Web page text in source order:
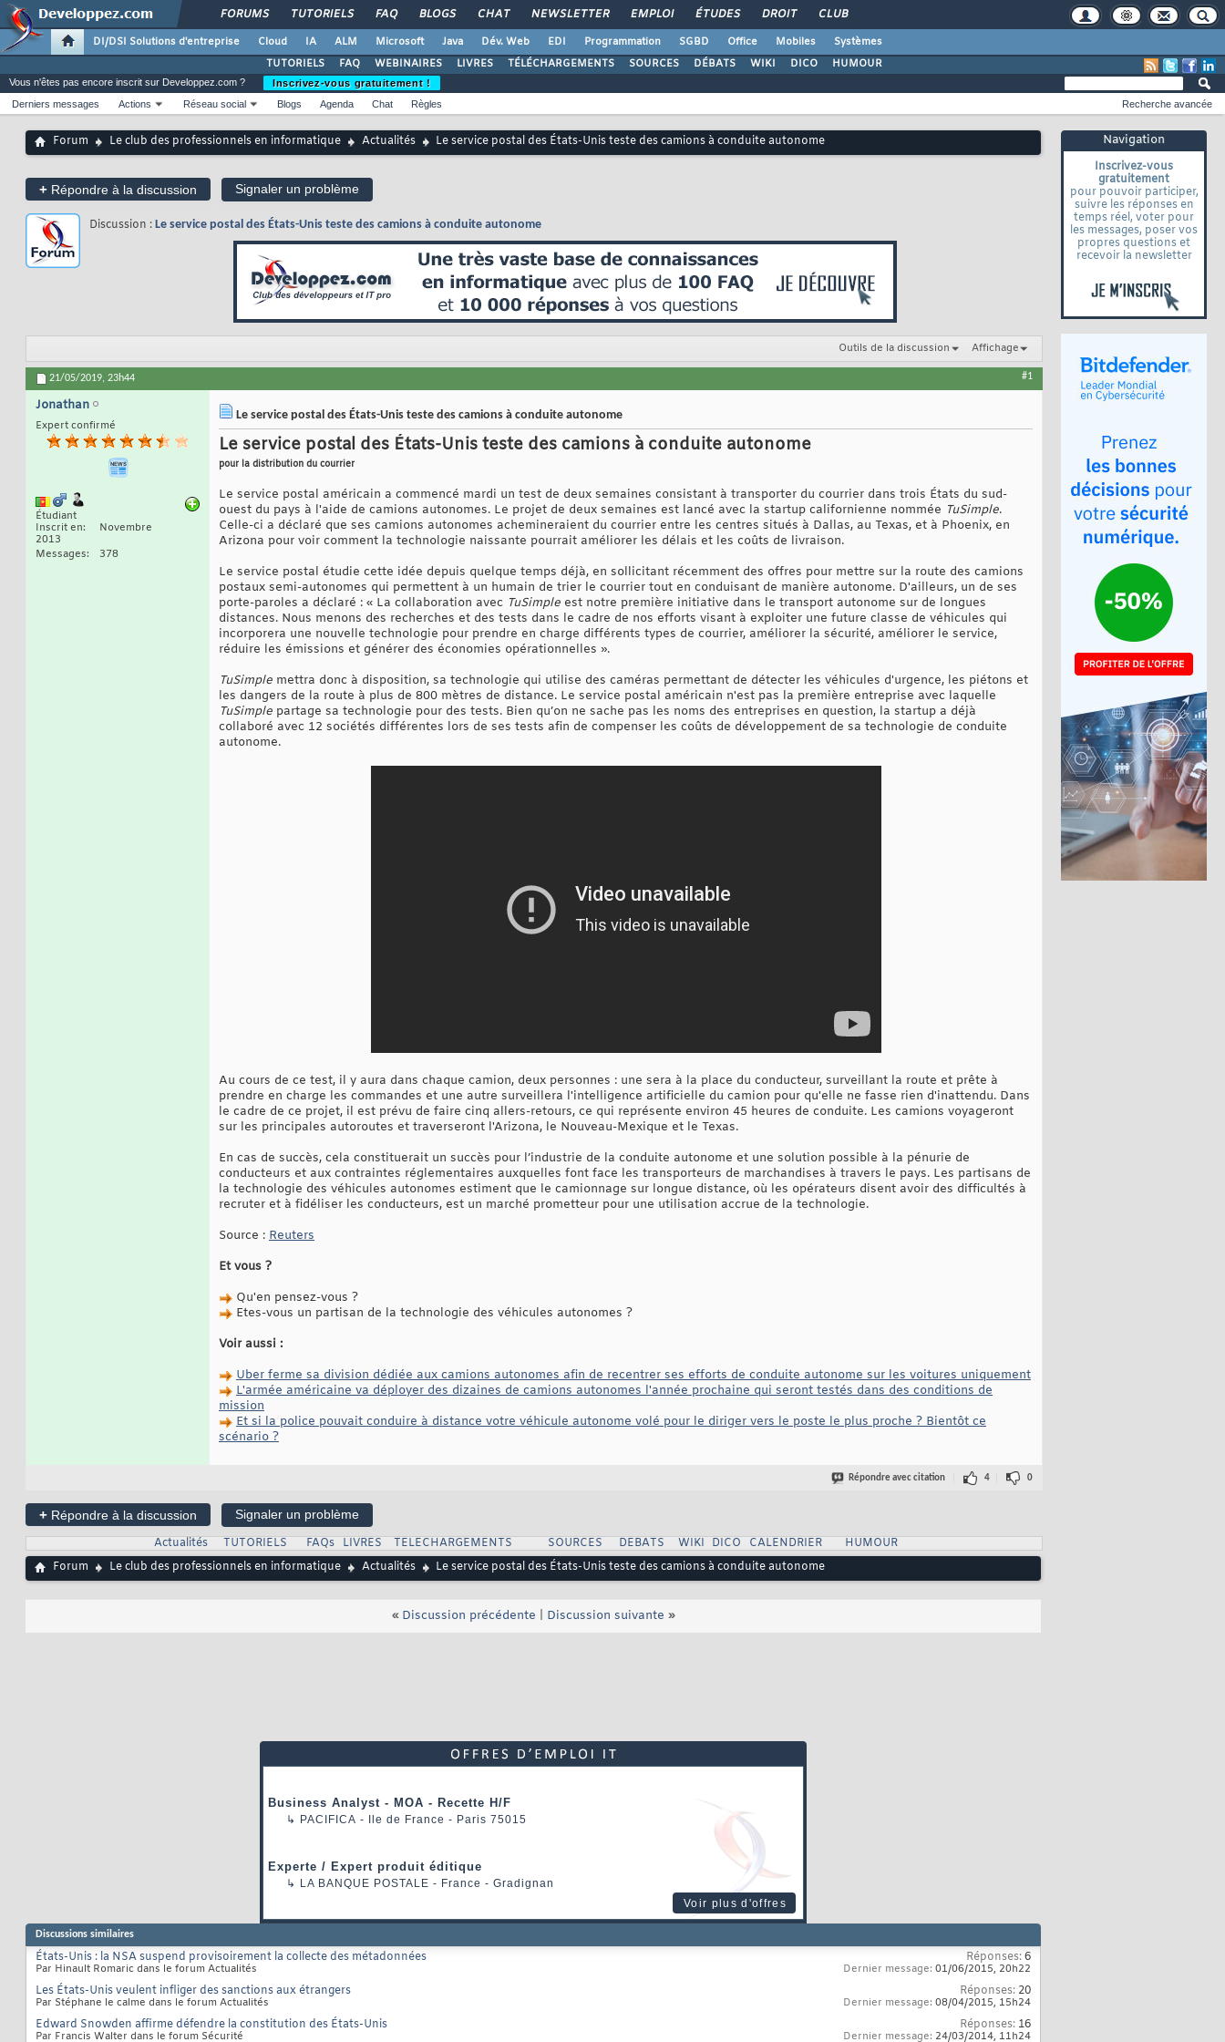
FORUMS TUTORIELS FAQ BLOGS CHAT NEWSLETTER EMPLOI ÉTUDES DROIT CLUB
DI/DSI Solutions d'entreprise Cloud IA ALM Microsoft Java Dév. Web EDI Programmation SGBD Office Mobiles
Systèmes
TUTORIELS
FAQ WEBINAIRES LIVRES TÉLÉCHARGEMENTS SOURCES DÉBATS WIKI DICO HUMOUR
Navigation
Inscrivez-vous
gratuitement
pour pouvoir participer,
suivre les réponses en
temps réel, voter pour
les messages, poser vos
propres questions et
recevoir la newsletter
Vous n'êtes pas encore inscrit sur Developpez.com ?
Inscrivez-vous gratuitement !
Derniers messages
Actions Réseau social Blogs Agenda Chat Règles Recherche avancée
Forum Le club des professionnels en informatique Actualités Le service postal des États-Unis teste des camions à conduite autonome
+ Répondre à la discussion Signaler un problème
Discussion : Le service postal des États-Unis teste des camions à conduite autonome
Outils de la discussion Affichage
21/05/2019, 23h44 #1
Jonathan
Expert confirmé
Étudiant
Inscrit en
Novembre
2013
Messages
378
Le service postal des États-Unis teste des camions à conduite autonome
Le service postal des États-Unis teste des camions à conduite autonome
pour la distribution du courrier
Le service postal américain a commencé mardi un test de deux semaines consistant à transporter du courrier dans trois États du sud-
ouest du pays à l'aide de camions autonomes. Le projet de deux semaines est lancé avec la startup californienne nommée TuSimple.
Celle-ci a déclaré que ses camions autonomes achemineraient du courrier entre les centres situés à Dallas, au Texas, et à Phoenix, en
Arizona pour voir comment la technologie naissante pourrait améliorer les délais et les coûts de livraison.
Le service postal étudie cette idée depuis quelque temps déjà, en sollicitant récemment des offres pour mettre sur la route des camions
postaux semi-autonomes qui permettent à un humain de trier le courrier tout en conduisant de manière autonome. D'ailleurs, un de ses
porte-paroles a déclaré : « La collaboration avec TuSimple est notre première initiative dans le transport autonome sur de longues
distances. Nous menons des recherches et des tests dans le cadre de nos efforts visant à exploiter une future classe de véhicules qui
incorporera une nouvelle technologie pour prendre en charge différents types de courrier, améliorer la sécurité, améliorer le service,
réduire les émissions et générer des économies opérationnelles ».
TuSimple mettra donc à disposition, sa technologie qui utilise des caméras permettant de détecter les véhicules d'urgence, les piétons et
les dangers de la route à plus de 800 mètres de distance. Le service postal américain n'est pas la première entreprise avec laquelle
TuSimple partage sa technologie pour des tests. Bien qu’on ne sache pas les noms des entreprises en question, la startup a déjà
collaboré avec 12 sociétés différentes lors de ses tests afin de compenser les coûts de développement de sa technologie de conduite
autonome.
Au cours de ce test, il y aura dans chaque camion, deux personnes : une sera à la place du conducteur, surveillant la route et prête à
prendre en charge les commandes et une autre surveillera l'intelligence artificielle du camion pour qu'elle ne fasse rien d'inattendu. Dans
le cadre de ce projet, il est prévu de faire cinq allers-retours, ce qui représente environ 45 heures de conduite. Les camions voyageront
sur les principales autoroutes et traverseront l'Arizona, le Nouveau-Mexique et le Texas.
En cas de succès, cela constituerait un succès pour l’industrie de la conduite autonome et une solution possible à la pénurie de
conducteurs et aux contraintes réglementaires auxquelles font face les transporteurs de marchandises à travers le pays. Les partisans de
la technologie des véhicules autonomes estiment que le camionnage sur longue distance, où les opérateurs disent avoir des difficultés à
recruter et à fidéliser les conducteurs, est un marché prometteur pour une utilisation accrue de la technologie.
Source : Reuters
Et vous ?
Qu'en pensez-vous ?
Etes-vous un partisan de la technologie des véhicules autonomes ?
Voir aussi :
Uber ferme sa division dédiée aux camions autonomes afin de recentrer ses efforts de conduite autonome sur les voitures uniquement
L'armée américaine va déployer des dizaines de camions autonomes l'année prochaine qui seront testés dans des conditions de
mission
Et si la police pouvait conduire à distance votre véhicule autonome volé pour le diriger vers le poste le plus proche ? Bientôt ce
scénario ?
Répondre avec citation 4 0
+ Répondre à la discussion
Signaler un problème
Actualités
TUTORIELS FAQs LIVRES TELECHARGEMENTS SOURCES DEBATS WIKI DICO CALENDRIER
HUMOUR
Forum
Le club des professionnels en informatique Actualités Le service postal des États-Unis teste des camions à conduite autonome
« Discussion précédente Discussion suivante »
Business Analyst - MOA - Recette H/F
↳ PACIFICA - Ile de France - Paris 75015
Experte / Expert produit éditique
↳ LA BANQUE POSTALE - France - Gradignan
Voir plus d'offres
Discussions similaires
États-Unis : la NSA suspend provisoirement la collecte des métadonnées
Par Hinault Romaric dans le forum Actualités
Réponses:6
Dernier message: 01/06/2015, 20h22
Les États-Unis veulent infliger des sanctions aux étrangers
Par Stéphane le calme dans le forum Actualités
Réponses: 20
Dernier message: 08/04/2015, 15h24
Edward Snowden affirme défendre la constitution des États-Unis
Par Francis Walter dans le forum Sécurité
Réponses: 16
Dernier message: 24/03/2014, 11h24